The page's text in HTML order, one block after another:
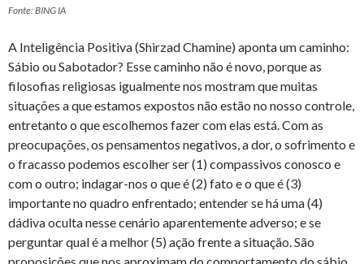
Fonte: BING IA
A Inteligência Positiva (Shirzad Chamine) aponta um caminho:
Sábio ou Sabotador? Esse caminho não é novo, porque as
filosofias religiosas igualmente nos mostram que muitas
situações a que estamos expostos não estão no nosso controle,
entretanto o que escolhemos fazer com elas está. Com as
preocupações, os pensamentos negativos, a dor, o sofrimento e
o fracasso podemos escolher ser (1) compassivos conosco e
com o outro; indagar-nos o que é (2) fato e o que é (3)
importante no quadro enfrentado; entender se há uma (4)
dádiva oculta nesse cenário aparentemente adverso; e se
perguntar qual é a melhor (5) ação frente a situação. São